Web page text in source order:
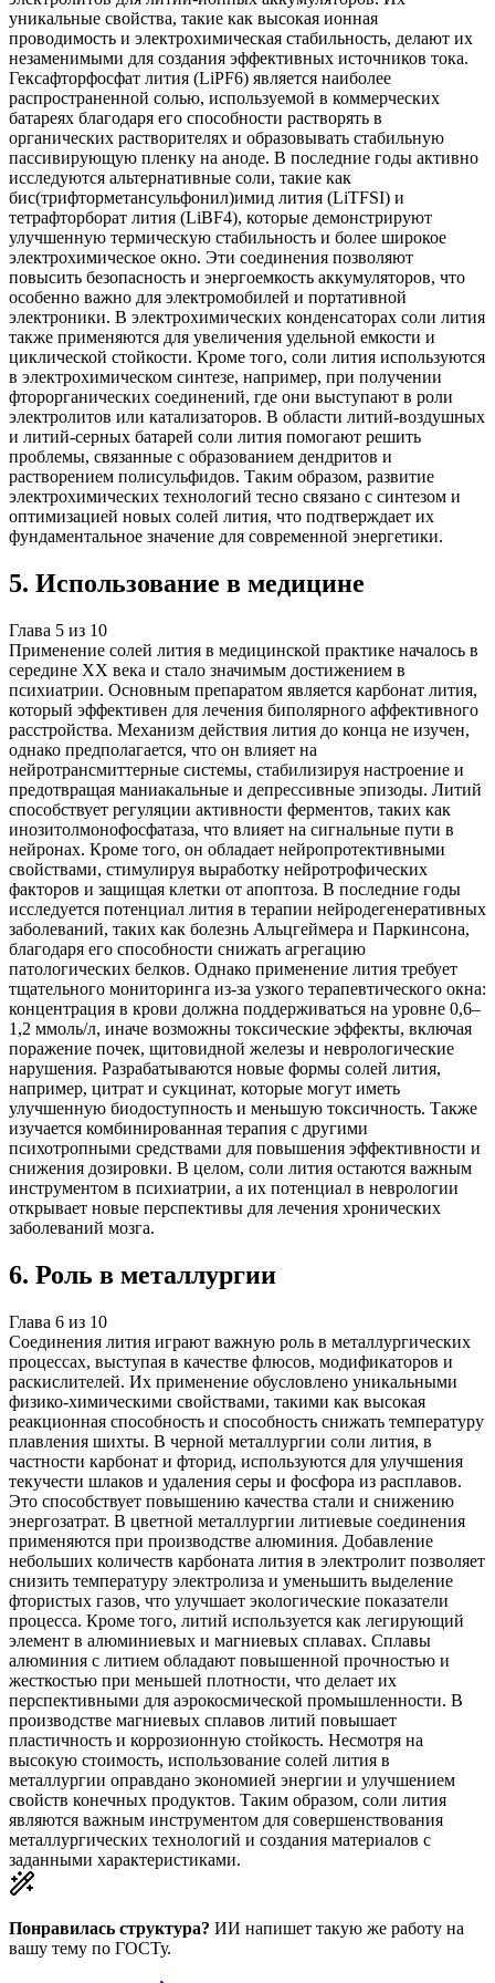
уникальные свойства, такие как высокая ионная
проводимость и электрохимическая стабильность, делают их
незаменимыми для создания эффективных источников тока.
Гексафторфосфат лития (LiPF6) является наиболее
распространенной солью, используемой в коммерческих
батареях благодаря его способности растворять в
органических растворителях и образовывать стабильную
пассивирующую пленку на аноде. В последние годы активно
исследуются альтернативные соли, такие как
бис(трифторметансульфонил)имид лития (LiTFSI) и
тетрафторборат лития (LiBF4), которые демонстрируют
улучшенную термическую стабильность и более широкое
электрохимическое окно. Эти соединения позволяют
повысить безопасность и энергоемкость аккумуляторов, что
особенно важно для электромобилей и портативной
электроники. В электрохимических конденсаторах соли лития
также применяются для увеличения удельной емкости и
циклической стойкости. Кроме того, соли лития используются
в электрохимическом синтезе, например, при получении
фторорганических соединений, где они выступают в роли
электролитов или катализаторов. В области литий-воздушных
и литий-серных батарей соли лития помогают решить
проблемы, связанные с образованием дендритов и
растворением полисульфидов. Таким образом, развитие
электрохимических технологий тесно связано с синтезом и
оптимизацией новых солей лития, что подтверждает их
фундаментальное значение для современной энергетики.
5. Использование в медицине
Глава 5 из 10
Применение солей лития в медицинской практике началось в
середине XX века и стало значимым достижением в
психиатрии. Основным препаратом является карбонат лития,
который эффективен для лечения биполярного аффективного
расстройства. Механизм действия лития до конца не изучен,
однако предполагается, что он влияет на
нейротрансмиттерные системы, стабилизируя настроение и
предотвращая маниакальные и депрессивные эпизоды. Литий
способствует регуляции активности ферментов, таких как
инозитолмонофосфатаза, что влияет на сигнальные пути в
нейронах. Кроме того, он обладает нейропротективными
свойствами, стимулируя выработку нейротрофических
факторов и защищая клетки от апоптоза. В последние годы
исследуется потенциал лития в терапии нейродегенеративных
заболеваний, таких как болезнь Альцгеймера и Паркинсона,
благодаря его способности снижать агрегацию
патологических белков. Однако применение лития требует
тщательного мониторинга из-за узкого терапевтического окна:
концентрация в крови должна поддерживаться на уровне 0,6–
1,2 ммоль/л, иначе возможны токсические эффекты, включая
поражение почек, щитовидной железы и неврологические
нарушения. Разрабатываются новые формы солей лития,
например, цитрат и сукцинат, которые могут иметь
улучшенную биодоступность и меньшую токсичность. Также
изучается комбинированная терапия с другими
психотропными средствами для повышения эффективности и
снижения дозировки. В целом, соли лития остаются важным
инструментом в психиатрии, а их потенциал в неврологии
открывает новые перспективы для лечения хронических
заболеваний мозга.
6. Роль в металлургии
Глава 6 из 10
Соединения лития играют важную роль в металлургических
процессах, выступая в качестве флюсов, модификаторов и
раскислителей. Их применение обусловлено уникальными
физико-химическими свойствами, такими как высокая
реакционная способность и способность снижать температуру
плавления шихты. В черной металлургии соли лития, в
частности карбонат и фторид, используются для улучшения
текучести шлаков и удаления серы и фосфора из расплавов.
Это способствует повышению качества стали и снижению
энергозатрат. В цветной металлургии литиевые соединения
применяются при производстве алюминия. Добавление
небольших количеств карбоната лития в электролит позволяет
снизить температуру электролиза и уменьшить выделение
фтористых газов, что улучшает экологические показатели
процесса. Кроме того, литий используется как легирующий
элемент в алюминиевых и магниевых сплавах. Сплавы
алюминия с литием обладают повышенной прочностью и
жесткостью при меньшей плотности, что делает их
перспективными для аэрокосмической промышленности. В
производстве магниевых сплавов литий повышает
пластичность и коррозионную стойкость. Несмотря на
высокую стоимость, использование солей лития в
металлургии оправдано экономией энергии и улучшением
свойств конечных продуктов. Таким образом, соли лития
являются важным инструментом для совершенствования
металлургических технологий и создания материалов с
заданными характеристиками.
Понравилась структура? ИИ напишет такую же работу на
вашу тему по ГОСТу.